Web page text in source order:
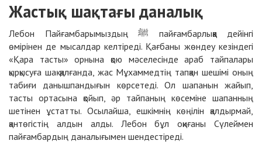
Жастық шақтағы даналық
Лебон Пайғамбарымыздың ﷺ пайғамбарлыққа дейінгі
өмірінен де мысалдар келтіреді. Қағбаны жөндеу кезіндегі
«Қара тасты» орнына қою мәселесінде араб тайпалары
қырқысуға шақ қалғанда, жас Мұхаммедтің тапқан шешімі оның
табиғи данышпандығын көрсетеді. Ол шапанын жайып,
тасты ортасына қойып, әр тайпаның көсеміне шапанның
шетінен ұстатты. Осылайша, ешкімнің көңілін қалдырмай,
қантөгістің алдын алды. Лебон бұл оқиғаны Сүлеймен
пайғамбардың даналығымен шендестіреді.